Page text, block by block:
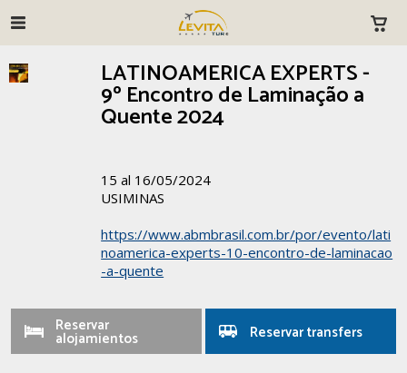
LATINOAMERICA EXPERTS -
9º Encontro de Laminação a
Quente 2024
15 al 16/05/2024
USIMINAS
https://www.abmbrasil.com.br/por/evento/lati
noamerica-experts-10-encontro-de-laminacao
-a-quente
Reservar
alojamientos Reservar transfers